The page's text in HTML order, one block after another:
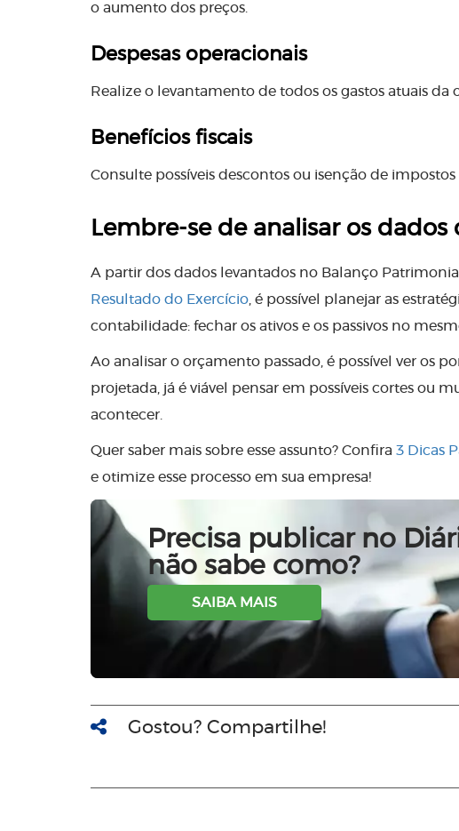
o aumento dos preços.
Despesas operacionais
Realize o levantamento de todos os gastos atuais
Benefícios fiscais
Consulte possíveis descontos ou isenção de
Lembre-se de analisar os
A partir dos dados levantados no Balanço
Resultado do Exercício , é possível planejar as
contabilidade: fechar os ativos e os passivos no
Ao analisar o orçamento passado, é possível ver os
projetada, já é viável pensar em possíveis cortes ou
acontecer.
Quer saber mais sobre esse assunto? Confira 3 Dicas
e otimize esse processo em sua empresa!
Precisa publicar no
não sabe como?
SAIBA MAIS
Gostou? Compartilhe!